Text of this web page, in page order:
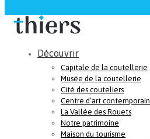
Découvrir
Capitale de la coutellerie
Musée de la coutellerie
Cité des couteliers
Centre d’art contemporain
La Vallée des Rouets
Notre patrimoine
Maison du tourisme